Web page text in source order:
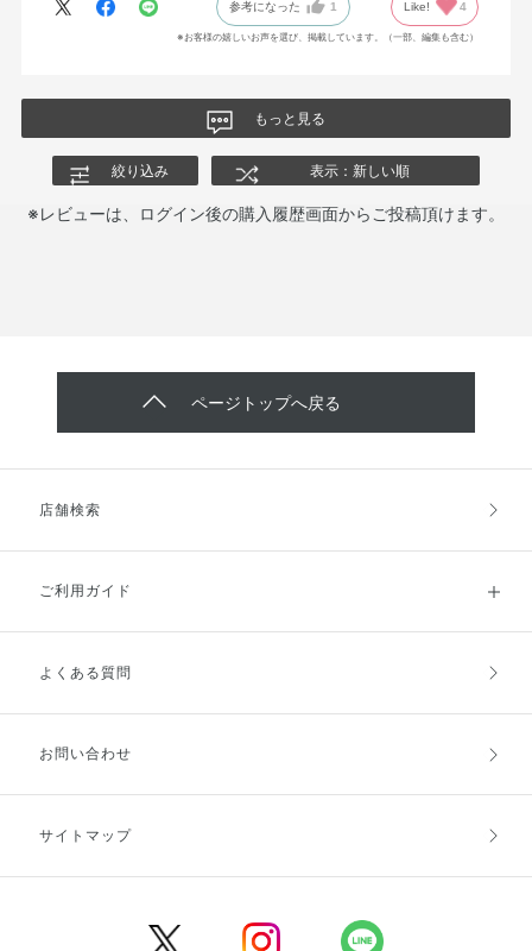
参考になった 1 Like! 4
※お客様の嬉しいお声を選び、掲載しています。（一部、編集も含む）
もっと見る
絞り込み 表示：新しい順
※レビューは、ログイン後の購入履歴画面からご投稿頂けます。
ページトップへ戻る
店舗検索
ご利用ガイド
ご利用ガイドトップ
お支払方法
キャンセル・返品・交換
よくある質問
お問い合わせ
サイトマップ